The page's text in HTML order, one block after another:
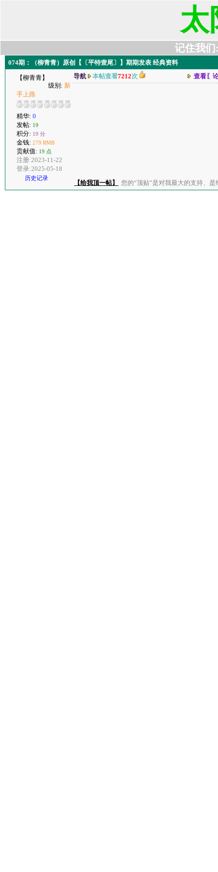
太
记住我们
074期：（柳青青）原创【〔平特壹尾〕】期期发表 经典资料
【柳青青】
级别: 新
手上路
精华: 0
发帖: 19
积分: 19 分
金钱: 279 RMB
贡献值: 19 点
注册:2023-11-22
登录:2025-05-18
历史记录
导航 本帖查看7212次 查看〖
【给我顶一帖】 您的“顶贴”是对我最大的支持、